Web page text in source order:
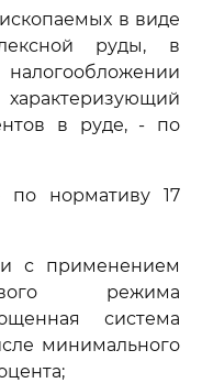
в виде
руды, в
в руде, - по
нормативу 17
с применением
режима
система
минимального